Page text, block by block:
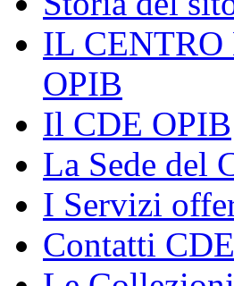
IL
OPIB
Il CDE OPIB
La Sede del
I Servizi
Contatti